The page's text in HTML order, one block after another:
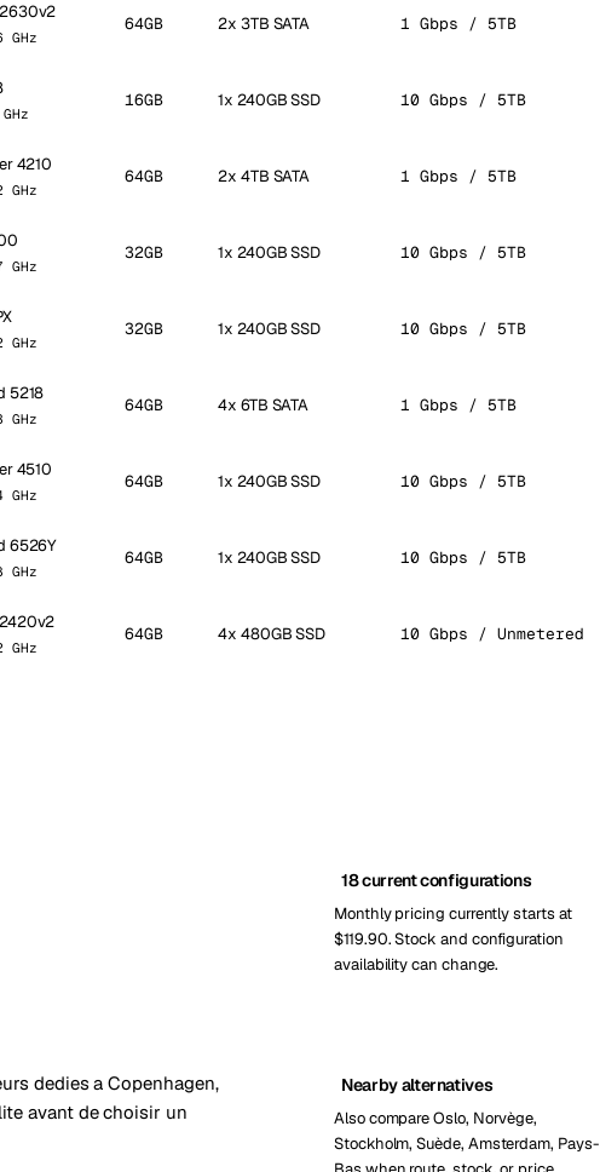
64GB 2x 3TB SATA 1 Gbps / 5TB
16GB 1x 240GB SSD 10 Gbps / 5TB
4210
64GB 2x 4TB SATA 1 Gbps / 5TB
32GB 1x 240GB SSD 10 Gbps / 5TB
32GB 1x 240GB SSD 10 Gbps / 5TB
5218
64GB 4x 6TB SATA 1 Gbps / 5TB
4510
64GB 1x 240GB SSD 10 Gbps / 5TB
6526Y
64GB 1x 240GB SSD 10 Gbps / 5TB
64GB 4x 480GB SSD 10 Gbps / Unmetered
dedies a Copenhagen,
avant de choisir un
18 current configurations
Monthly pricing currently starts at
$119.90. Stock and configuration
availability can change.
Nearby alternatives
Also compare Oslo, Norvège,
Stockholm, Suède, Amsterdam, Pays-